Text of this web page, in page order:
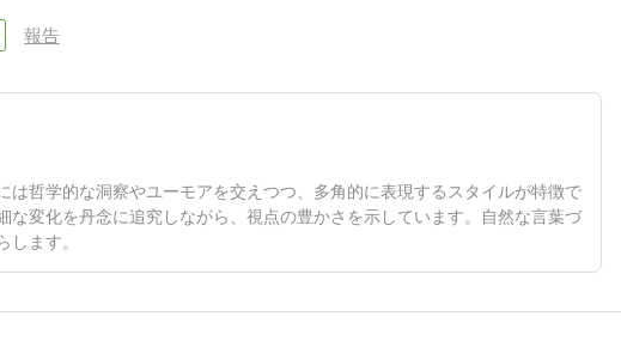
報告
は哲学的な洞察やユーモアを交えつつ、多角的に表現するスタイルが特徴で
変化を丹念に追究しながら、視点の豊かさを示しています。自然な言葉づ
ます。